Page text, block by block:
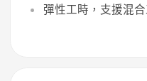
彈性工時，支援混